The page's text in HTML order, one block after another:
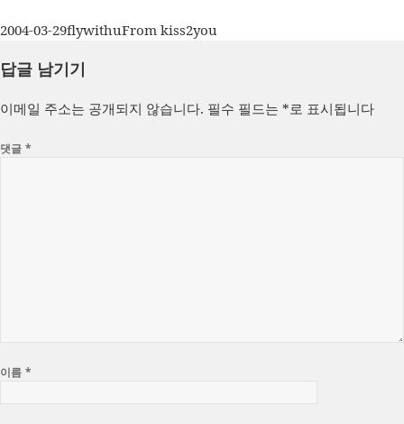
작
일
2004-03-29글
이
flywithu카
From kiss2you
답글 남기기
이메일 주소는 공개되지 않습니다. 필수 필드는 *로 표시됩니다
댓글*
이름*